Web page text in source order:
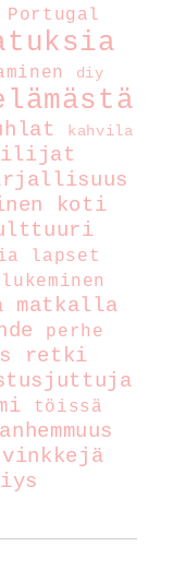
Portugal
diy
kahvila
koti
lapset
lukeminen
matkalla
perhe
retki
töissä
vinkkejä